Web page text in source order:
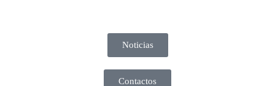
Noticias
Contactos